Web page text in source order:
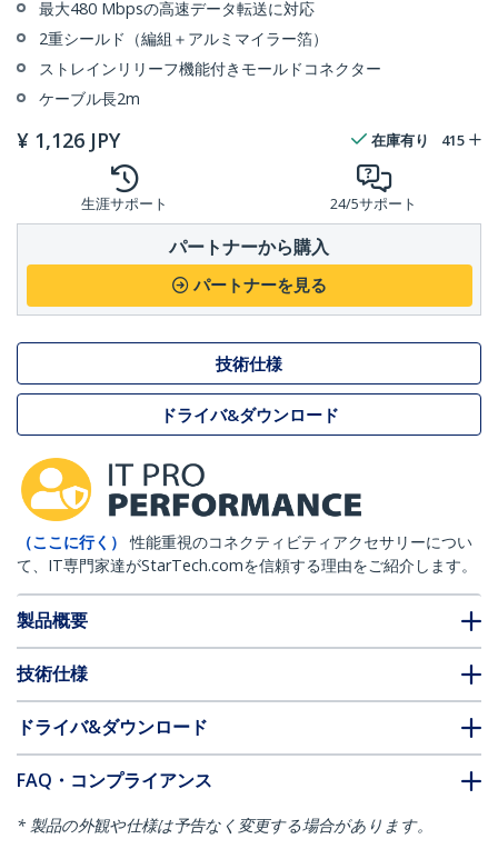
最大480 Mbpsの高速データ転送に対応
2重シールド（編組＋アルミマイラー箔）
ストレインリリーフ機能付きモールドコネクター
ケーブル長2m
¥ 1,126 JPY 在庫有り 415
生涯サポート 24/5サポート
パートナーから購入
パートナーを見る
技術仕様
ドライバ&ダウンロード
（ここに行く）
性能重視のコネクティビティアクセサリーについ
て、IT専門家達がStarTech.comを信頼する理由をご紹介します。
製品概要
技術仕様
ドライバ&ダウンロード
FAQ・コンプライアンス
* 製品の外観や仕様は予告なく変更する場合があります。